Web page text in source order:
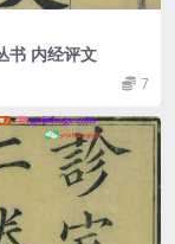
周氏医学丛书 内经评文
7